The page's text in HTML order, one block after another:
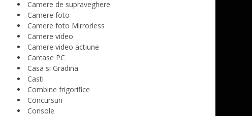
Camere de supraveghere
Camere foto
Camere foto Mirrorless
Camere video
Camere video actiune
Carcase PC
Casa si Gradina
Casti
Combine frigorifice
Concursuri
Console